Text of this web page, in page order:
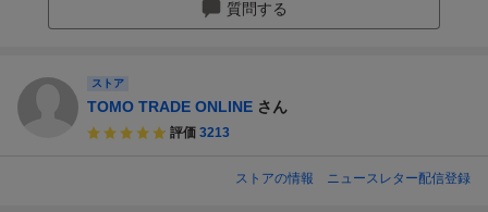
質問する
ストア
TOMO TRADE ONLINE さん
評価 3213
ストアの情報 ニュースレター配信登録